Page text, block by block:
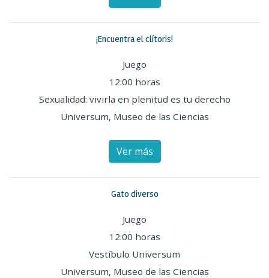
¡Encuentra el clítoris!
Juego
12:00 horas
Sexualidad: vivirla en plenitud es tu derecho
Universum, Museo de las Ciencias
Ver más
Gato diverso
Juego
12:00 horas
Vestíbulo Universum
Universum, Museo de las Ciencias